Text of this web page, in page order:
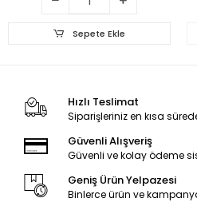
Sepete Ekle
Hızlı Teslimat
Siparişleriniz en kısa
Güvenli Alışveriş
Güvenli ve kolay ödeme
Geniş Ürün Yelpazesi
Binlerce ürün ve